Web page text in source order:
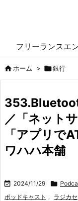
フリーランスエ
ホーム > 銀行
／「ネット
「アプリで
ワハハ本舗
 2024/11/29 
ポッドキャスト , ラジカセ